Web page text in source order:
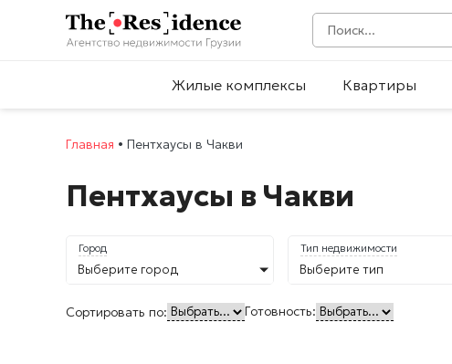
Жилые комплексы Квартиры
Главная • Пентхаусы в Чакви
Пентхаусы в Чакви
Город
Выберите город
Тип недвижимости
Выберите тип
Сортировать по: Готовность: